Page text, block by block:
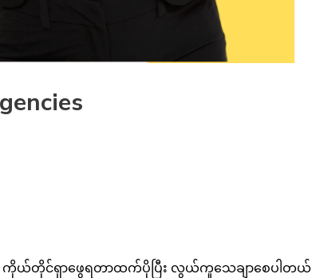
ကိုယ်တိုင်ရှာဖွေရတာထက်ပိုပြီး လွယ်ကူသေချာစေပါတယ်